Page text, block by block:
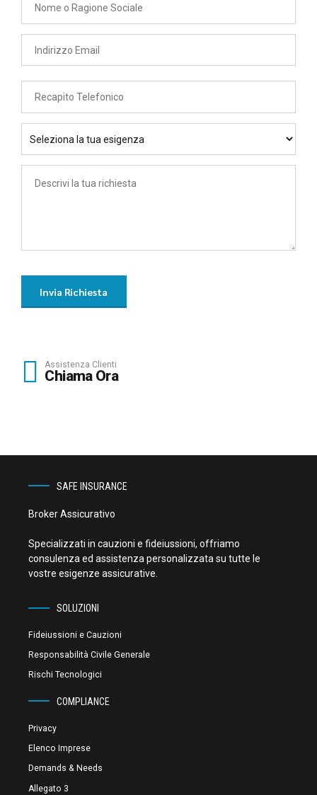
Assistenza Clienti
Chiama Ora
SAFE INSURANCE
Broker Assicurativo
Specializzati in cauzioni e fideiussioni, offriamo
consulenza ed assistenza personalizzata su tutte le
vostre esigenze assicurative.
SOLUZIONI
Fideiussioni e Cauzioni
Responsabilità Civile Generale
Rischi Tecnologici
COMPLIANCE
Privacy
Elenco Imprese
Demands & Needs
Allegato 3